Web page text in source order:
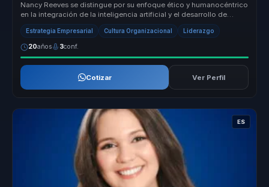
Nancy Reeves se distingue por su enfoque ético y humanocéntrico
en la integración de la inteligencia artificial y el desarrollo de
Power ...
Estrategia Empresarial Cultura Organizacional Liderazgo
20años 3conf.
Cotizar Ver Perfil
ES